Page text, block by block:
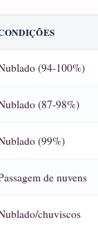
(94-100%)
(87-98%)
(99%)
de nuvens
chuviscos